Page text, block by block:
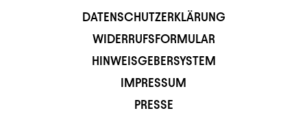
DATENSCHUTZERKLÄRUNG
WIDERRUFSFORMULAR
HINWEISGEBERSYSTEM
IMPRESSUM
PRESSE